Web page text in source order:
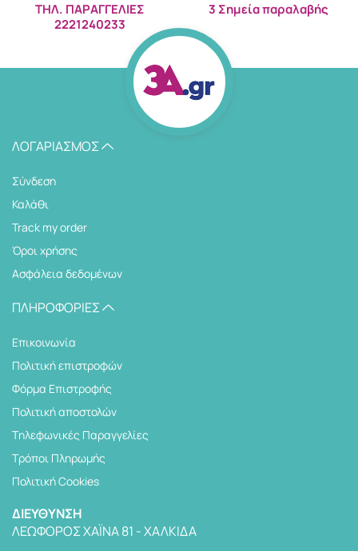
ΤΗΛ. ΠΑΡΑΓΓΕΛΙΕΣ
2221240233
3 Σημεία παραλαβής
ΛΟΓΑΡΙΑΣΜΌΣ
Σύνδεση
Καλάθι
Track my order
Όροι χρήσης
Ασφάλεια δεδομένων
ΠΛΗΡΟΦΟΡΊΕΣ
Επικοινωνία
Πολιτική επιστροφών
Φόρμα Επιστροφής
Πολιτική αποστολών
Tηλεφωνικές Παραγγελίες
Τρόποι Πληρωμής
Πολιτική Cookies
ΔΙΕΎΘΥΝΣΗ
ΛΕΩΦΌΡΟΣ ΧΑΪΝΆ 81 - ΧΑΛΚΊΔΑ